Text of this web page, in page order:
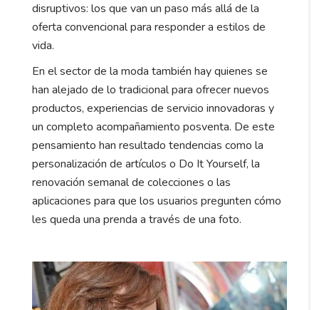
disruptivos: los que van un paso más allá de la
oferta convencional para responder a estilos de
vida.
En el sector de la moda también hay quienes se
han alejado de lo tradicional para ofrecer nuevos
productos, experiencias de servicio innovadoras y
un completo acompañamiento posventa. De este
pensamiento han resultado tendencias como la
personalización de artículos o Do It Yourself, la
renovación semanal de colecciones o las
aplicaciones para que los usuarios pregunten cómo
les queda una prenda a través de una foto.